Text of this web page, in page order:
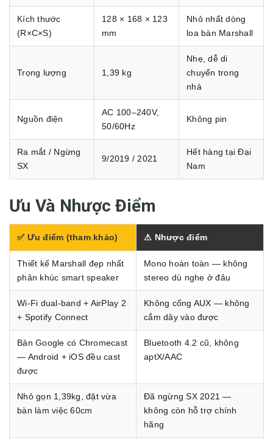
Kích thước
(R×C×S)
128 × 168 × 123
mm
Nhỏ nhất dòng
loa bàn Marshall
Trọng lượng 1,39 kg
Nhẹ, dễ di
chuyển trong
nhà
Nguồn điện
AC 100–240V,
50/60Hz
Không pin
Ra mắt / Ngừng
SX
9/2019 / 2021
Hết hàng tại Đại
Nam
Ưu Và Nhược Điểm
✅ Ưu điểm (tham khảo) ⚠ Nhược điểm
Thiết kế Marshall đẹp nhất
phân khúc smart speaker
Mono hoàn toàn — không
stereo dù nghe ở đâu
Wi-Fi dual-band + AirPlay 2
+ Spotify Connect
Không cổng AUX — không
cắm dây vào được
Bản Google có Chromecast
— Android + iOS đều cast
được
Bluetooth 4.2 cũ, không
aptX/AAC
Nhỏ gọn 1,39kg, đặt vừa
bàn làm việc 60cm
Đã ngừng SX 2021 —
không còn hỗ trợ chính
hãng